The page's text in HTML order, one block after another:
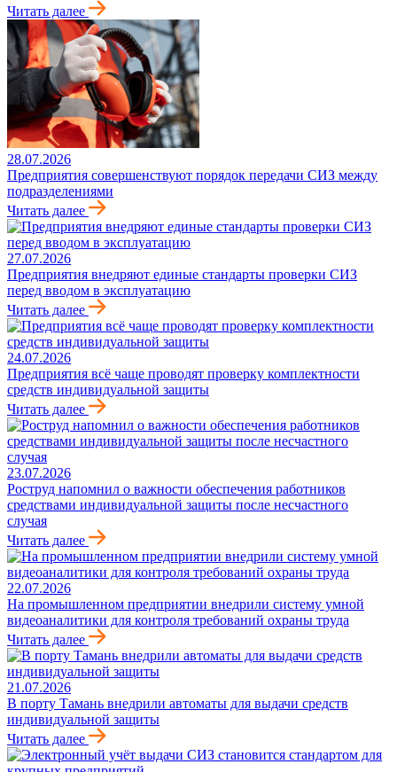
Читать далее
28.07.2026
Предприятия совершенствуют порядок передачи СИЗ между
подразделениями
Читать далее
27.07.2026
Предприятия внедряют единые стандарты проверки СИЗ
перед вводом в эксплуатацию
Читать далее
24.07.2026
Предприятия всё чаще проводят проверку комплектности
средств индивидуальной защиты
Читать далее
23.07.2026
Роструд напомнил о важности обеспечения работников
средствами индивидуальной защиты после несчастного
случая
Читать далее
22.07.2026
На промышленном предприятии внедрили систему умной
видеоаналитики для контроля требований охраны труда
Читать далее
21.07.2026
В порту Тамань внедрили автоматы для выдачи средств
индивидуальной защиты
Читать далее